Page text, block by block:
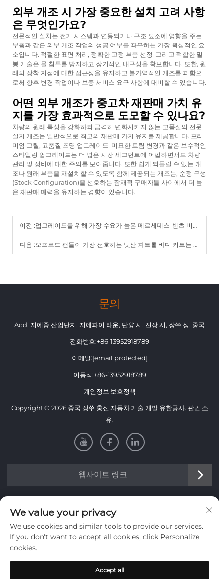
외부 개조 시 가장 중요한 설치 고려 사항
은 무엇인가요?
전문적인 설치는 전기 시스템과 연동되거나 구조 요소에 영향을 주는
부품과 같은 외부 개조 작업의 성공 여부를 좌우하는 가장 핵심적인 요
소입니다. 적절한 표면 처리, 정확한 고정 부품 선정, 그리고 적합한 밀
봉 기술은 물 침투를 방지하고 장기적인 내구성을 확보합니다. 또한, 원
래의 장착 지점에 대한 접근성을 유지하고 불가역적인 개조를 피함으
로써 향후 변경 작업이나 보증 서비스 요구 사항에 대비할 수 있습니다.
어떤 외부 개조가 중고차 재판매 가치 유
지를 가장 효과적으로 도모할 수 있나요?
차량의 원래 특성을 강화하되 급격히 변화시키지 않는 고품질의 전문
설치 개조는 일반적으로 최고의 재판매 가치 유지를 제공합니다. 프리
미엄 그릴, 고품질 조명 업그레이드, 미묘한 트림 변경과 같은 보수적인
스타일링 업그레이드는 더 넓은 시장 세그먼트에 어필하면서도 차량
관리 및 정비에 대한 주의를 보여줍니다. 또한 쉽게 되돌릴 수 있는 개
조나 원래 부품을 재설치할 수 있도록 함께 제공되는 개조는, 순정 구성
(Stock Configuration)을 선호하는 잠재적 구매자들 사이에서 더 높
은 재판매 매력을 유지하는 경향이 있습니다.
이전 :업그레이드를 위해 가장 수요가 높은 메르세데스-벤츠 비토 액세서리는 어떤 것들인가?
다음 :오프로드 팬들이 가장 선호하는 닛산 파트롤 바디 키트는 무엇인가?
문의
Add: 지에중 산업단지, 지에파이 타운, 단양 시, 진장 시, 장쑤 성, 중국
전화번호:+86-13952918789
이메일:[email protected]
이동식:+86-13952918789
개인정보 보호정책
Copyright © 2026 중국 장쑤 홍신 자동차 기술 개발 유한공사. 판권 소
유.
웹사이트 링크
저희 주간 뉴스레터를 받으려면 가입하세요
We value your privacy
We use cookies and similar tools to provide our services.
If you don't want to accept all cookies, click Personalize
cookies.
Accept all